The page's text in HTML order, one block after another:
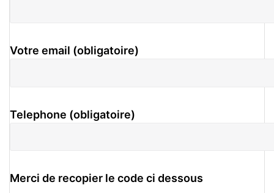
Votre email (obligatoire)
Telephone (obligatoire)
Merci de recopier le code ci dessous